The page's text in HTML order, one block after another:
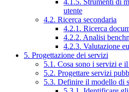
4.1.5. Strumenti di
utente
4.2. Ricerca secondaria
4.2.1. Ricerca
4.2.2. Analisi
4.2.3. Valutazione
5. Progettazione dei servizi
5.1. Cosa sono i servizi e
5.2. Progettare servizi
5.3. Definire il modello di